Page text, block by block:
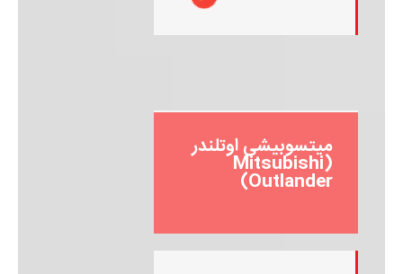
میتسوبیشی اوتلندر
(Mitsubishi
Outlander)